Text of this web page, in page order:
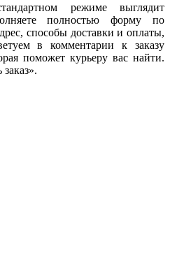
режиме выглядит
полностью форму по
способы доставки и оплаты,
в комментарии к заказу
поможет курьеру вас найти.